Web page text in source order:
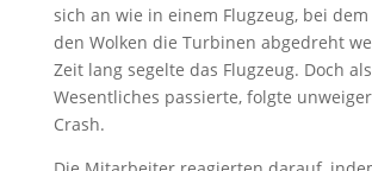
sich an wie in einem Flugzeug, bei
den Wolken die Turbinen abgedreht
Zeit lang segelte das Flugzeug. Doch
Wesentliches passierte, folgte
Crash.